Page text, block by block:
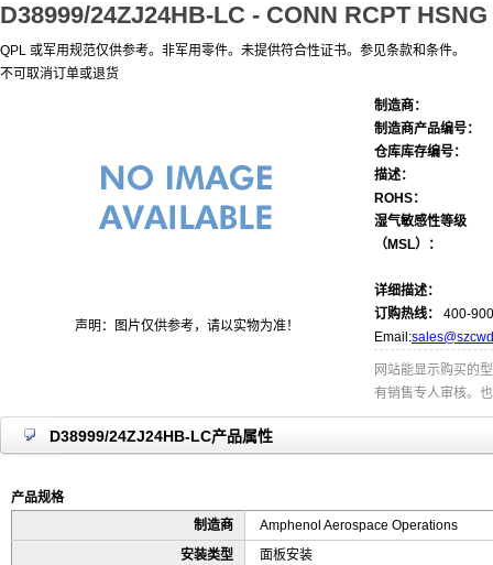
D38999/24ZJ24HB-LC - CONN RCPT
QPL 或军用规范仅供参考。非军用零件。未提供符合性证书。参见条款和条件。
不可取消订单或退货
声明：图片仅供参考，请以实物为准！
制造商：
制造商产品编号：
仓库库存编号：
描述：
ROHS：
湿气敏感性等级
（MSL）：
详细描述：
订购热线：
400-
Email:
网站能显示购买的
有销售专人审核。
D38999/24ZJ24HB-LC产品属性
产品规格
制造商
Amphenol Aerospace Operations
安装类型
面板安装